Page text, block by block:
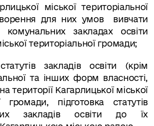
міської територіальної
для них умов вивчати
закладах освіти
територіальної громади;
закладів освіти (крім
та інших форм власності,
території Кагарлицької міської
громади, підготовка статутів
закладів освіти до їх